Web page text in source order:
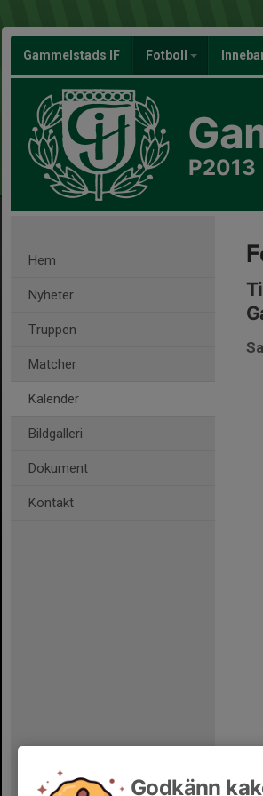
Gammelstads IF Fotboll
P2013
Hem
Nyheter
Truppen
Matcher
Kalender
Bildgalleri
Dokument
Kontakt
Godkänn